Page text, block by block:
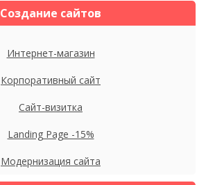
Создание сайтов
Интернет-магазин
Корпоративный сайт
Сайт-визитка
Landing Page -15%
Модернизация сайта